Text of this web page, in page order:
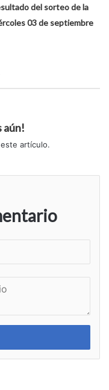
del sorteo de la
03 de septiembre
aún!
artículo.